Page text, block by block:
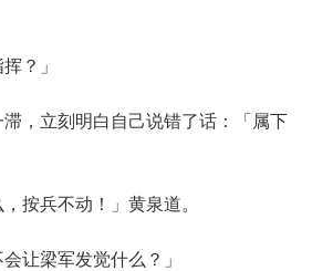
？」
立刻明白自己说错了话：「属下
兵不动！」黄泉道。
梁军发觉什么？」